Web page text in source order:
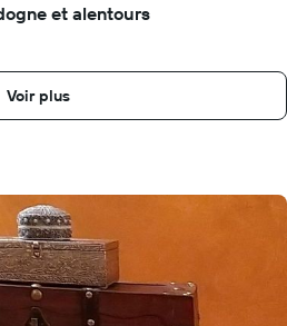
et alentours
Voir plus